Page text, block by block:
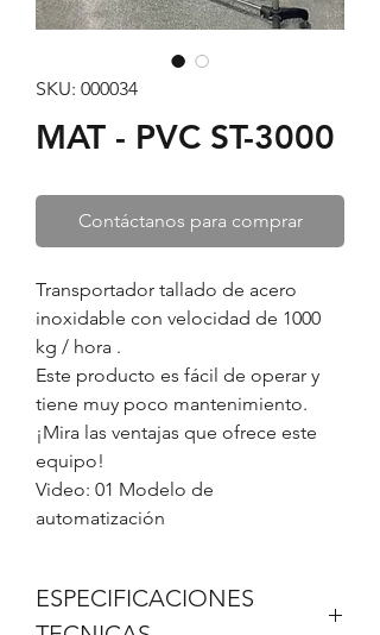
SKU: 000034
MAT - PVC ST-3000
Contáctanos para comprar
Transportador tallado de acero
inoxidable con velocidad de 1000
kg / hora .
Este producto es fácil de operar y
tiene muy poco mantenimiento.
¡Mira las ventajas que ofrece este
equipo!
Video: 01 Modelo de
automatización
ESPECIFICACIONES